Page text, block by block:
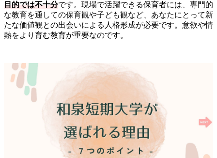
目的では不十分です。現場で活躍できる保育者には、専門的
な教育を通しての保育観や子ども観など、あなたにとって新
たな価値観との出会いによる人格形成が必要です。意欲や情
熱をより育む教育が重要なのです。